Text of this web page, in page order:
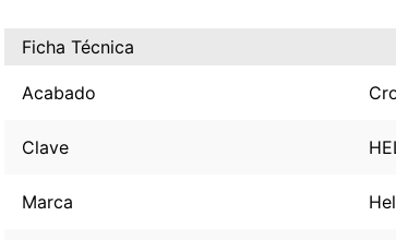
Ficha Técnica
Acabado
Clave
Marca